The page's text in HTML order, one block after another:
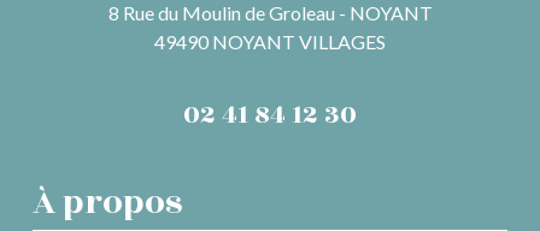
8 Rue du Moulin de Groleau - NOYANT
49490 NOYANT VILLAGES
02 41 84 12 30
À propos